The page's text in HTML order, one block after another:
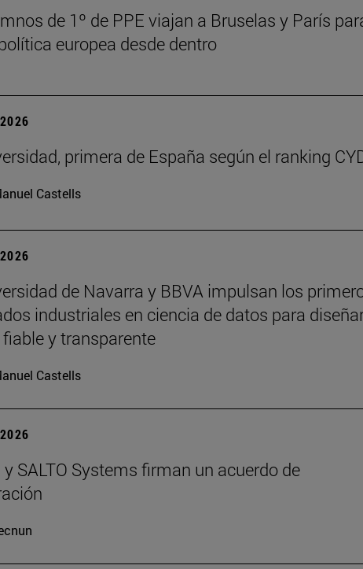
de 1º de PPE viajan a Bruselas y París
europea desde dentro
primera de España según el ranking
Castells
de Navarra y BBVA impulsan los
industriales en ciencia de datos para
y transparente
Castells
y SALTO Systems firman un acuerdo de